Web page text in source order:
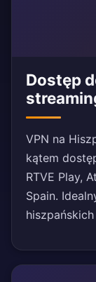
Dostęp
VPN na
kątem
RTVE Play,
Spain.